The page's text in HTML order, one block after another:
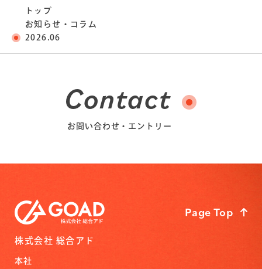
トップ
お知らせ・コラム
2026.06
Contact
お問い合わせ・エントリー
株式会社 総合アド
本社
Page Top